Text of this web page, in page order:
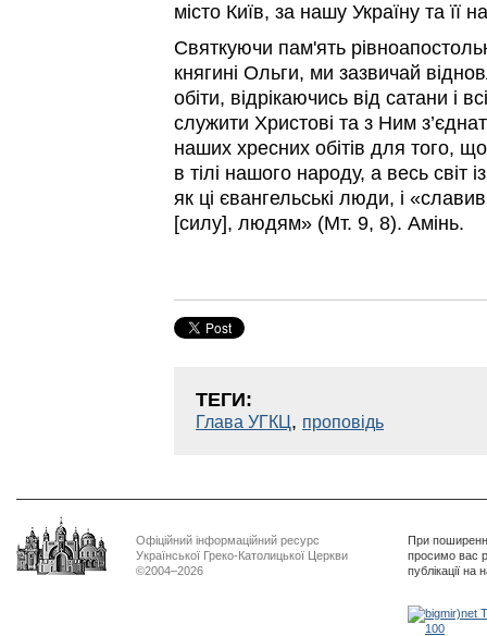
місто Київ, за нашу Україну та її
Святкуючи пам'ять
княгині Ольги, ми зазвичай
обіти, відрікаючись від сатани і
служити Христові та з Ним
наших хресних обітів для того,
в тілі нашого народу, а весь світ
як ці євангельські люди, і
[силу], людям» (Мт. 9, 8). Амінь.
ТЕГИ:
Глава УГКЦ , проповідь
Офіційний інформаційний ресурс
Української Греко-Католицької Церкви
©2004–2026
При
просимо вас
публікації на